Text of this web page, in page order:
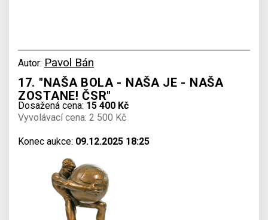
Autor: Pavol Bán
17. "NAŠA BOLA - NAŠA JE - NAŠA
ZOSTANE! ČSR"
Dosažená cena: 15 400 Kč
Vyvolávací cena: 2 500 Kč
Konec aukce: 09.12.2025 18:25